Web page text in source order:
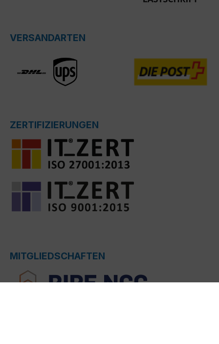
VERSANDARTEN
ZERTIFIZIERUNGEN
MITGLIEDSCHAFTEN